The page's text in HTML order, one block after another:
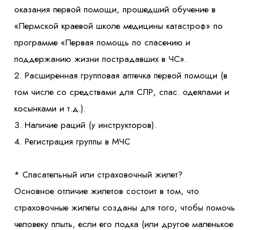
оказания первой помощи, прошедший обучение в
«Пермской краевой школе медицины катастроф» по
программе «Первая помощь по спасению и
поддержанию жизни пострадавших в ЧС».
2. Расширенная групповая аптечка первой помощи (в
том числе со средствами для СЛР, спас. одеялами и
косынками и т.д.).
3. Наличие раций (у инструкторов).
4. Регистрация группы в МЧС
* Спасательный или страховочный жилет?
Основное отличие жилетов состоит в том, что
страховочные жилеты созданы для того, чтобы помочь
человеку плыть, если его лодка (или другое маленькое